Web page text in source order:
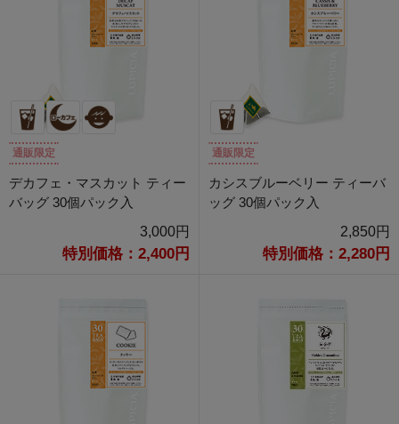
通販限定
デカフェ・マスカット ティー
バッグ 30個パック入
3,000円
特別価格：2,400円
通販限定
カシスブルーベリー ティーバ
ッグ 30個パック入
2,850円
特別価格：2,280円